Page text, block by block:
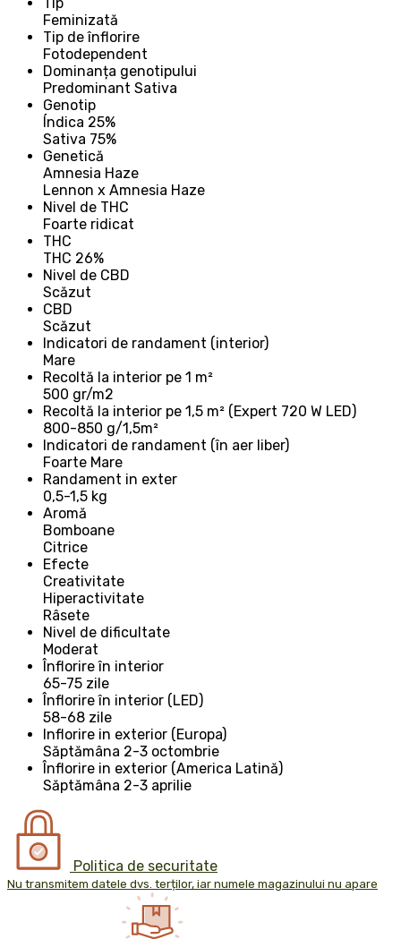
Feminizată
Tip de înflorire
Fotodependent
Dominanța genotipului
Predominant Sativa
Genotip
Índica 25%
Sativa 75%
Genetică
Amnesia Haze
Lennon x Amnesia Haze
Nivel de THC
Foarte ridicat
THC
THC 26%
Nivel de CBD
Scăzut
CBD
Scăzut
Indicatori de randament (interior)
Mare
Recoltă la interior pe 1 m²
500 gr/m2
Recoltă la interior pe 1,5 m² (Expert 720 W LED)
800-850 g/1,5m²
Indicatori de randament (în aer liber)
Foarte Mare
Randament in exter
0,5-1,5 kg
Aromă
Bomboane
Citrice
Efecte
Creativitate
Hiperactivitate
Râsete
Nivel de dificultate
Moderat
Înflorire în interior
65-75 zile
Înflorire în interior (LED)
58-68 zile
Inflorire in exterior (Europa)
Săptămâna 2-3 octombrie
Înflorire in exterior (America Latină)
Săptămâna 2-3 aprilie
Politica de securitate
Nu transmitem datele dvs. terților, iar numele magazinului nu apare